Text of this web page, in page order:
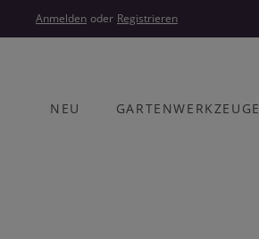
Hauptinhalt springen
Zur Hauptnavigation springen
Anmelden oder Registrieren
NEU GARTENWERKZEUGE